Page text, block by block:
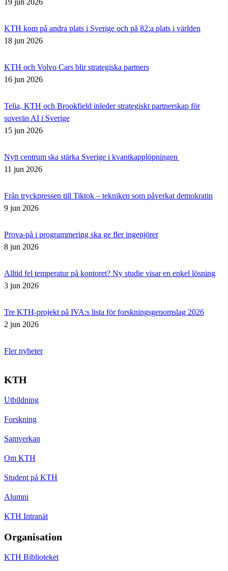
KTH kom på andra plats i Sverige och på 82:a plats i världen
18 jun 2026
KTH och Volvo Cars blir strategiska partners
16 jun 2026
Telia, KTH och Brookfield inleder strategiskt partnerskap för
suverän AI i Sverige
15 jun 2026
Nytt centrum ska stärka Sverige i kvantkapplöpningen
11 jun 2026
Från tryckpressen till Tiktok – tekniken som påverkat demokratin
9 jun 2026
Prova-på i programmering ska ge fler ingenjörer
8 jun 2026
Alltid fel temperatur på kontoret? Ny studie visar en enkel lösning
3 jun 2026
Tre KTH-projekt på IVA:s lista för forskningsgenomslag 2026
2 jun 2026
Fler nyheter
KTH
Utbildning
Forskning
Samverkan
Om KTH
Student på KTH
Alumni
KTH Intranät
Organisation
KTH Biblioteket